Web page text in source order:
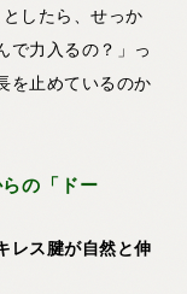
したら、せっか
で力入るの？」っ
を止めているのか
の「ドー
レス腱が自然と伸